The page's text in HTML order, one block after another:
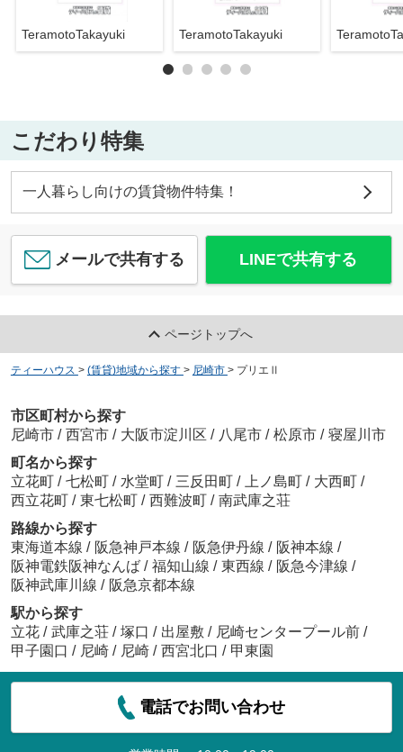
TeramotoTakayuki TeramotoTakayuki
こだわり特集
一人暮らし向けの賃貸物件特集！
メールで共有する LINEで共有する
ページトップへ
ティーハウス > (賃貸)地域から探す > 尼崎市 > プリエⅡ
市区町村から探す
尼崎市 / 西宮市 / 大阪市淀川区 / 八尾市 / 松原市 / 寝屋川市
町名から探す
立花町 / 七松町 / 水堂町 / 三反田町 / 上ノ島町 / 大西町 /
西立花町 / 東七松町 / 西難波町 / 南武庫之荘
路線から探す
東海道本線 / 阪急神戸本線 / 阪急伊丹線 / 阪神本線 /
阪神電鉄阪神なんば / 福知山線 / 東西線 / 阪急今津線 /
阪神武庫川線 / 阪急京都本線
駅から探す
立花 / 武庫之荘 / 塚口 / 出屋敷 / 尼崎センタープール前 /
甲子園口 / 尼崎 / 尼崎 / 西宮北口 / 甲東園
電話でお問い合わせ